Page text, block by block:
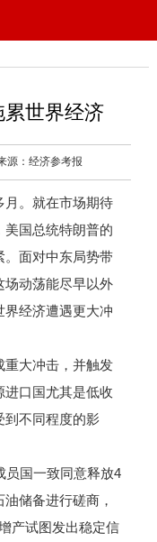
世界经济
源：经济参考报
。就在市场期待
美国总统特朗普的
。面对中东局势带
场动荡能尽早以外
经济遭遇更大冲
大冲击，并触发
口国尤其是低收
到不同程度的影
国一致同意释放4
储备进行磋商，
产试图发出稳定信